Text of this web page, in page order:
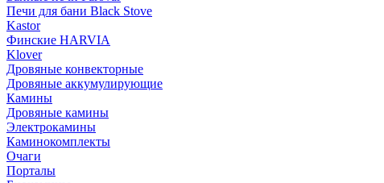
Печи для бани Black Stove
Kastor
Финские HARVIA
Klover
Дровяные конвекторные
Дровяные аккумулирующие
Камины
Дровяные камины
Электрокамины
Каминокомплекты
Очаги
Порталы